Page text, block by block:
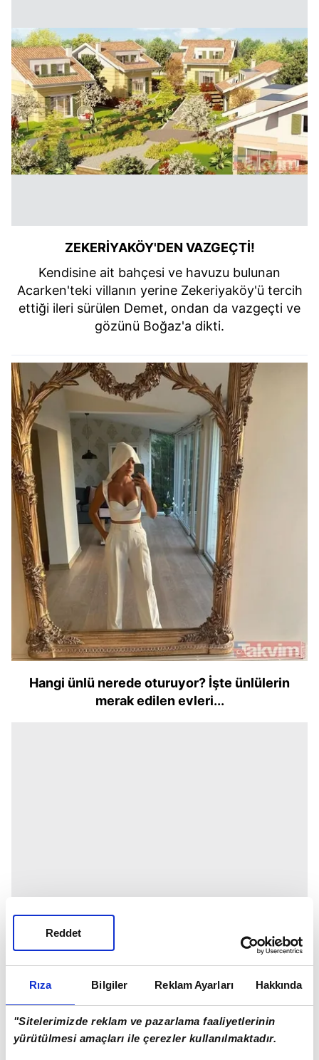
Rıza Bilgiler Reklam Ayarları Hakkında
"Sitelerimizde reklam ve pazarlama faaliyetlerinin
yürütülmesi amaçları ile çerezler kullanılmaktadır.
Reddet
ZEKERİYAKÖY'DEN VAZGEÇTİ!
Kendisine ait bahçesi ve havuzu bulunan
Acarken'teki villanın yerine Zekeriyaköy'ü tercih
ettiği ileri sürülen Demet, ondan da vazgeçti ve
gözünü Boğaz'a dikti.
Hangi ünlü nerede oturuyor? İşte ünlülerin
merak edilen evleri...